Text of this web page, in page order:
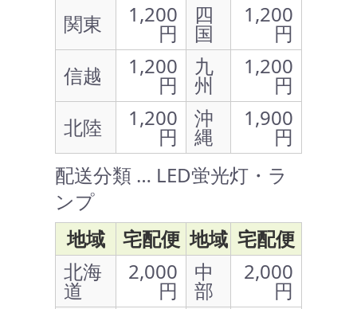
関東
1,200
円
四
国
1,200
円
信越
1,200
円
九
州
1,200
円
北陸
1,200
円
沖
縄
1,900
円
配送分類 … LED蛍光灯・ラ
ンプ
地域
宅配便 地域 宅配便
北海
道
2,000
円
中
部
2,000
円